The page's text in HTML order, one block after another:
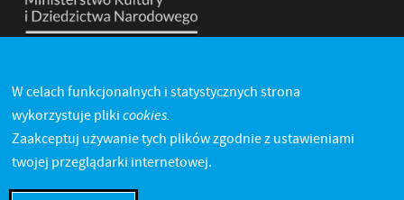
W celach funkcjonalnych i statystycznych strona
wykorzystuje pliki cookies.
Zaakceptuj używanie tych plików zgodnie z ustawieniami
twojej przeglądarki internetowej.